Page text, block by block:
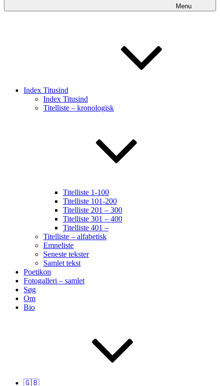
Menu
Index Titusind
Index Titusind
Titelliste – kronologisk
Titelliste 1-100
Titelliste 101-200
Titelliste 201 – 300
Titelliste 301 – 400
Titelliste 401 –
Titelliste – alfabetisk
Emneliste
Seneste tekster
Samlet tekst
Poetikon
Fotogalleri – samlet
Søg
Om
Bio
🇬🇧